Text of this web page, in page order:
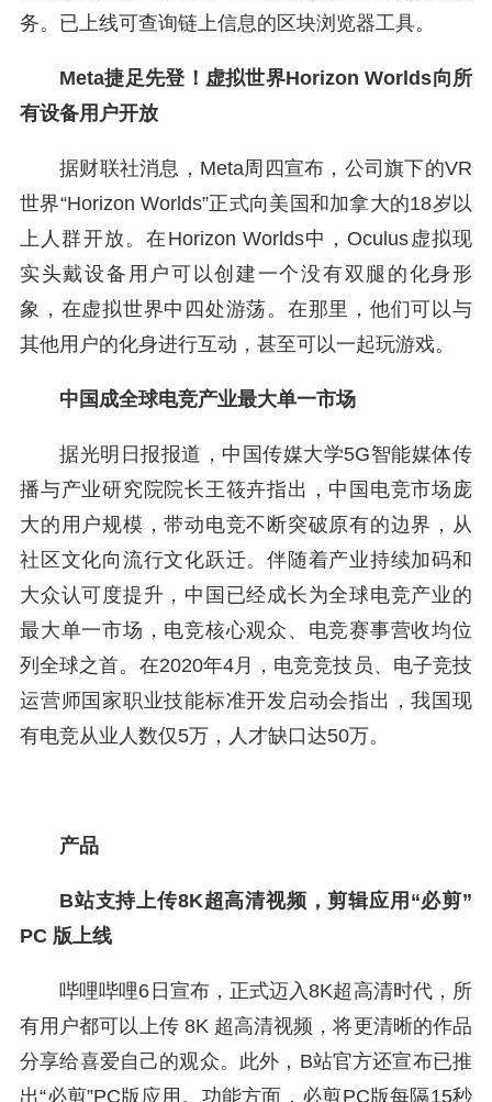
务。已上线可查询链上信息的区块浏览器工具。
Meta捷足先登！虚拟世界Horizon Worlds向所
有设备用户开放
据财联社消息，Meta周四宣布，公司旗下的VR
世界“Horizon Worlds”正式向美国和加拿大的18岁以
上人群开放。在Horizon Worlds中，Oculus虚拟现
实头戴设备用户可以创建一个没有双腿的化身形
象，在虚拟世界中四处游荡。在那里，他们可以与
其他用户的化身进行互动，甚至可以一起玩游戏。
中国成全球电竞产业最大单一市场
据光明日报报道，中国传媒大学5G智能媒体传
播与产业研究院院长王筱卉指出，中国电竞市场庞
大的用户规模，带动电竞不断突破原有的边界，从
社区文化向流行文化跃迁。伴随着产业持续加码和
大众认可度提升，中国已经成长为全球电竞产业的
最大单一市场，电竞核心观众、电竞赛事营收均位
列全球之首。在2020年4月，电竞竞技员、电子竞技
运营师国家职业技能标准开发启动会指出，我国现
有电竞从业人数仅5万，人才缺口达50万。
产品
B站支持上传8K超高清视频，剪辑应用“必剪”
PC 版上线
哔哩哔哩6日宣布，正式迈入8K超高清时代，所
有用户都可以上传 8K 超高清视频，将更清晰的作品
分享给喜爱自己的观众。此外，B站官方还宣布已推
出“必剪”PC版应用。功能方面，必剪PC版每隔15秒